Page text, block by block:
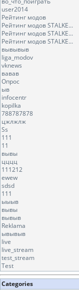
user2014
Рейтинг модов
Рейтинг модов STALKE...
Рейтинг модов STALKE...
Рейтинг модов STALKE...
вывывыв
liga_modov
vknews
вавав
Опрос
ыв
infocentr
kopilka
788787878
цжлжлж
Ss
111
11
вывы
цццц
111212
ewew
sdsd
111
ыыыв
вывы
вывыв
Reklama
ывывыв
live
live_stream
test_stream
Test
Categories